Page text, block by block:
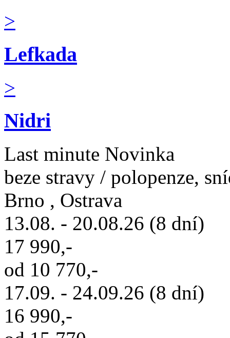
>
Lefkada
>
Nidri
Last minute Novinka
beze stravy / polopenze,
Brno , Ostrava
13.08. - 20.08.26 (8 dní)
17 990,-
od 10 770,-
17.09. - 24.09.26 (8 dní)
16 990,-